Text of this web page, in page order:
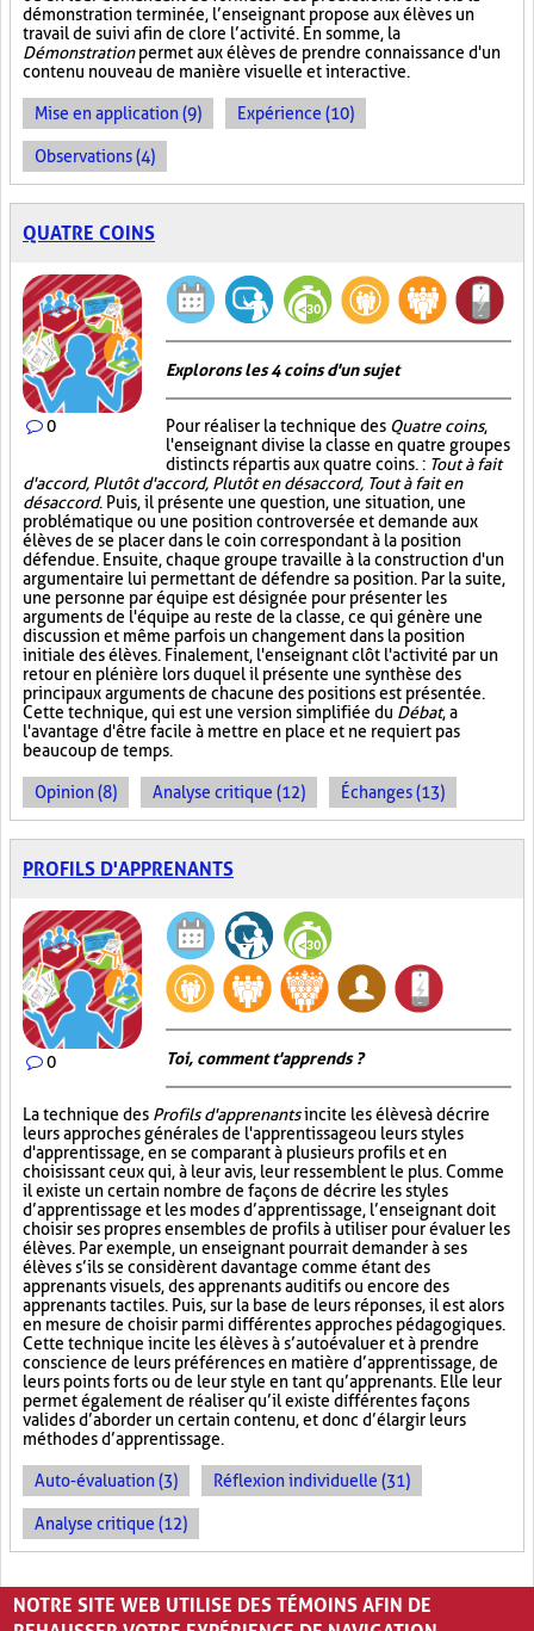
démonstration terminée, l’enseignant propose aux élèves un
travail de suivi afin de clore l’activité. En somme, la
Démonstrationpermet aux élèves de prendre connaissance d'un
contenu nouveau de manière visuelle et interactive.
Mise en application (9) Expérience (10)
Observations (4)
QUATRE COINS
0
Explorons les 4 coins d'un sujet
Pour réaliser la technique des Quatre coins,
l'enseignant divise la classe en quatre groupes
distincts répartis aux quatre coins. : Tout à fait
d'accord, Plutôt d'accord, Plutôt en désaccord, Tout à fait en
désaccord. Puis, il présente une question, une situation, une
problématique ou une position controversée et demande aux
élèves de se placer dans le coin correspondant à la position
défendue. Ensuite, chaque groupe travaille à la construction d'un
argumentaire lui permettant de défendre sa position. Par la suite,
une personne par équipe est désignée pour présenter les
arguments de l'équipe au reste de la classe, ce qui génère une
discussion et même parfois un changement dans la position
initiale des élèves. Finalement, l'enseignant clôt l'activité par un
retour en plénière lors duquel il présente une synthèse des
principaux arguments de chacune des positions est présentée.
Cette technique, qui est une version simplifiée du Débat, a
l'avantage d'être facile à mettre en place et ne requiert pas
beaucoup de temps.
Opinion (8) Analyse critique (12) Échanges (13)
PROFILS D'APPRENANTS
0 Toi, comment t'apprends ?
La technique des Profils d'apprenantsincite les élèves à décrire
leurs approches générales de l'apprentissage ou leurs styles
d'apprentissage, en se comparant à plusieurs profils et en
choisissant ceux qui, à leur avis, leur ressemblent le plus. Comme
il existe un certain nombre de façons de décrire les styles
d’apprentissage et les modes d’apprentissage, l’enseignant doit
choisir ses propres ensembles de profils à utiliser pour évaluer les
élèves. Par exemple, un enseignant pourrait demander à ses
élèves s’ils se considèrent davantage comme étant des
apprenants visuels, des apprenants auditifs ou encore des
apprenants tactiles. Puis, sur la base de leurs réponses, il est alors
en mesure de choisir parmi différentes approches pédagogiques.
Cette technique incite les élèves à s’autoévaluer et à prendre
conscience de leurs préférences en matière d’apprentissage, de
leurs points forts ou de leur style en tant qu’apprenants. Elle leur
permet également de réaliser qu’il existe différentes façons
valides d’aborder un certain contenu, et donc d’élargir leurs
méthodes d’apprentissage.
Auto-évaluation (3) Réflexion individuelle (31)
Analyse critique (12)
PAGES
« ‹ 1 2 3
NOTRE SITE WEB UTILISE DES TÉMOINS AFIN DE